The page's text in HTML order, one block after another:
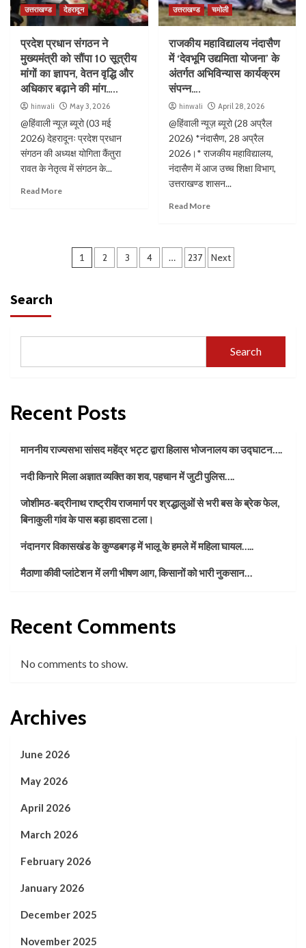
उत्तराखण्ड देहरादून
प्रदेश प्रधान संगठन ने
मुख्यमंत्री को सौंपा 10 सूत्रीय
मांगों का ज्ञापन, वेतन वृद्धि और
अधिकार बढ़ाने की मांग…..
hinwali May 3, 2026
@हिंवाली न्यूज़ ब्यूरो (03 मई
2026) देहरादूनः प्रदेश प्रधान
संगठन की अध्यक्ष योगिता कैंतुरा
रावत के नेतृत्व में संगठन के...
Read More
उत्तराखण्ड चमोली
राजकीय महाविद्यालय नंदासैण
में ‘देवभूमि उद्यमिता योजना’ के
अंतर्गत अभिविन्यास कार्यक्रम
संपन्न….
hinwali April 28, 2026
@हिंवाली न्यूज़ ब्यूरो (28 अप्रैल
2026) *नंदासैण, 28 अप्रैल
2026।* राजकीय महाविद्यालय,
नंदासैण में आज उच्च शिक्षा विभाग,
उत्तराखण्ड शासन...
Read More
1 2 3 4 … 237 Next
Search
Search
Recent Posts
माननीय राज्यसभा सांसद महेंद्र भट्ट द्वारा हिलास भोजनालय का उद्घाटन….
नदी किनारे मिला अज्ञात व्यक्ति का शव, पहचान में जुटी पुलिस….
जोशीमठ-बद्रीनाथ राष्ट्रीय राजमार्ग पर श्रद्धालुओं से भरी बस के ब्रेक फेल,
बिनाकुली गांव के पास बड़ा हादसा टला।
नंदानगर विकासखंड के कुण्डबगड़ में भालू के हमले में महिला घायल…..
मैठाणा कीवी प्लांटेशन में लगी भीषण आग, किसानों को भारी नुकसान…
Recent Comments
No comments to show.
Archives
June 2026
May 2026
April 2026
March 2026
February 2026
January 2026
December 2025
November 2025